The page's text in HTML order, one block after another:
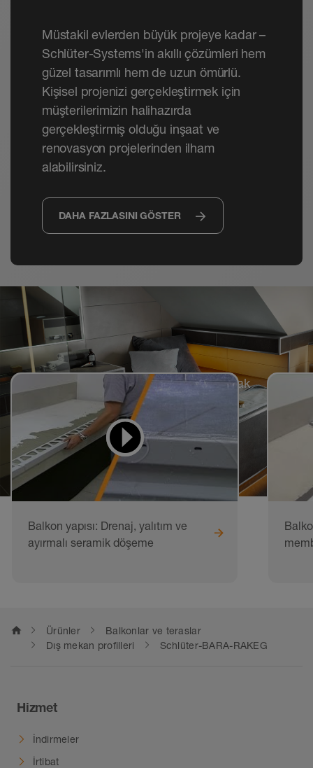
Müstakil evlerden büyük projeye kadar –
Schlüter-Systems'in akıllı çözümleri hem
güzel tasarımlı hem de uzun ömürlü.
Kişisel projenizi gerçekleştirmek için
müşterilerimizin halihazırda
gerçekleştirmiş olduğu inşaat ve
renovasyon projelerinden ilham
alabilirsiniz.
DAHA FAZLASINI GÖSTER
Öğrenmek ve uygulamak
için videolar
Balkon yapısı: Drenaj, yalıtım ve
ayırmalı seramik döşeme
home Ürünler
Balkonlar ve teraslar
Dış mekan profilleri
Schlüter-BARA-RAKEG
Hizmet
İndirmeler
İrtibat